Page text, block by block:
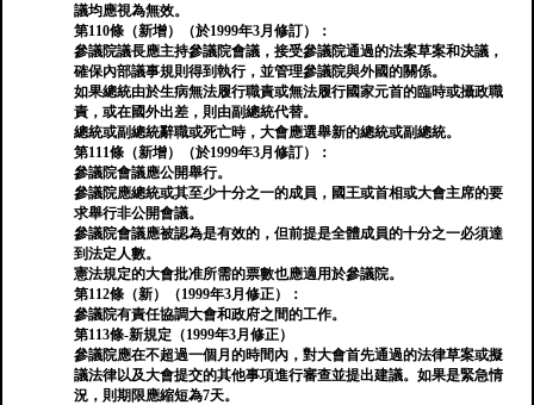
議均應視為無效。
第110條（新增）（於1999年3月修訂）：
參議院議長應主持參議院會議，接受參議院通過的法案草案和決議，
確保內部議事規則得到執行，並管理參議院與外國的關係。
如果總統由於生病無法履行職責或無法履行國家元首的臨時或攝政職
責，或在國外出差，則由副總統代替。
總統或副總統辭職或死亡時，大會應選舉新的總統或副總統。
第111條（新增）（於1999年3月修訂）：
參議院會議應公開舉行。
參議院應總統或其至少十分之一的成員，國王或首相或大會主席的要
求舉行非公開會議。
參議院會議應被認為是有效的，但前提是全體成員的十分之一必須達
到法定人數。
憲法規定的大會批准所需的票數也應適用於參議院。
第112條（新）（1999年3月修正）：
參議院有責任協調大會和政府之間的工作。
第113條-新規定（1999年3月修正）
參議院應在不超過一個月的時間內，對大會首先通過的法律草案或擬
議法律以及大會提交的其他事項進行審查並提出建議。如果是緊急情
況，則期限應縮短為7天。